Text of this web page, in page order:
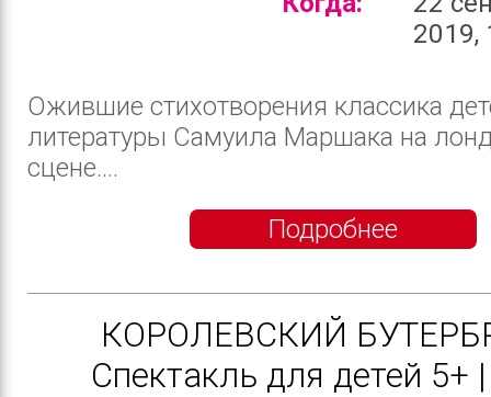
2019,
Ожившие стихотворения классика
литературы Самуила Маршака на
сцене....
Подробнее
КОРОЛЕВСКИЙ
Cпектакль для детей 5+